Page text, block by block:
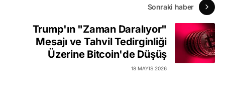
Sonraki haber
Trump'ın "Zaman Daralıyor"
Mesajı ve Tahvil Tedirginliği
Üzerine Bitcoin'de Düşüş
18 MAYIS 2026